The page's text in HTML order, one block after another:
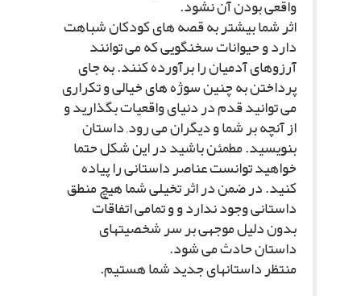
واقعى بودن آن نشود.
اثر شما بیشتر به قصه هاى کودکان شباهت
دارد و حیوانات سخنگویى که مى توانند
آرزوهاى آدمیان را برآورده کنند. به جاى
پرداختن به چنین سوژه هاى خیالى و تکرارى
مى توانید قدم در دنیاى واقعیات بگذارید و
از آنچه بر شما و دیگران مى رود, داستان
بنویسید. مطمئن باشید در این شکل حتما
خواهید توانست عناصر داستانى را پیاده
کنید. در ضمن در اثر تخیلى شما هیچ منطق
داستانى وجود ندارد و و تمامى اتفاقات
بدون دلیل موجهى بر سر شخصیتهاى
داستان حادث مى شود.
منتظر داستانهاى جدید شما هستیم.